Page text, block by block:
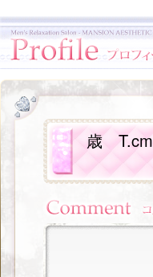
歳 T.cm